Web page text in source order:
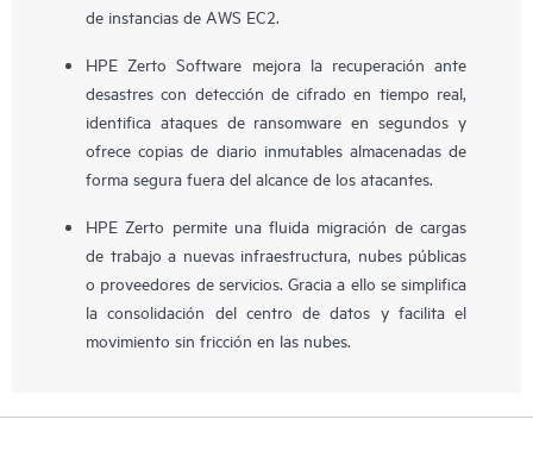
de instancias de AWS EC2.
HPE Zerto Software mejora la recuperación ante
desastres con detección de cifrado en tiempo real,
identifica ataques de ransomware en segundos y
ofrece copias de diario inmutables almacenadas de
forma segura fuera del alcance de los atacantes.
HPE Zerto permite una fluida migración de cargas
de trabajo a nuevas infraestructura, nubes públicas
o proveedores de servicios. Gracia a ello se simplifica
la consolidación del centro de datos y facilita el
movimiento sin fricción en las nubes.